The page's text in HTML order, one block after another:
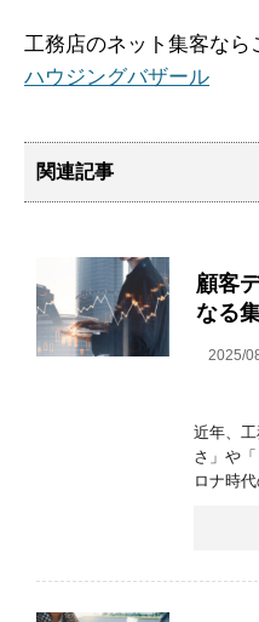
工務店のネット集客な
ハウジングバザール
関連記事
顧客
なる
2025/
近年、
さ」や
ロナ時